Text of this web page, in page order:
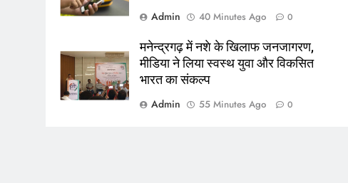
Admin
40 Minutes Ago 0
मनेन्द्रगढ़ में नशे के खिलाफ जनजागरण,
मीडिया ने लिया स्वस्थ युवा और विकसित
भारत का संकल्प
Admin
55 Minutes Ago 0